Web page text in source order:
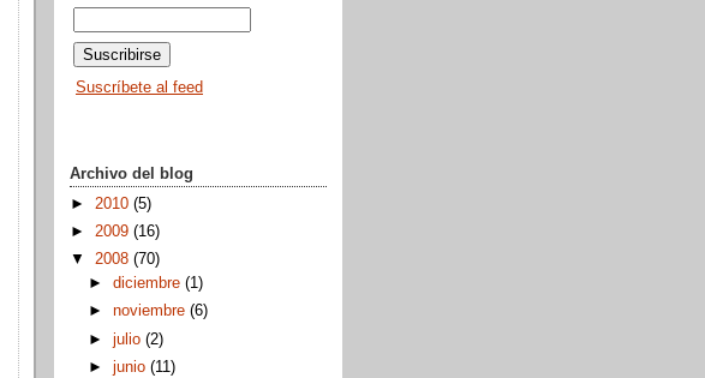
Suscríbete al feed
Archivo del blog
► 2010 (5)
► 2009 (16)
▼ 2008 (70)
►diciembre(1)
►noviembre(6)
►julio(2)
►junio(11)